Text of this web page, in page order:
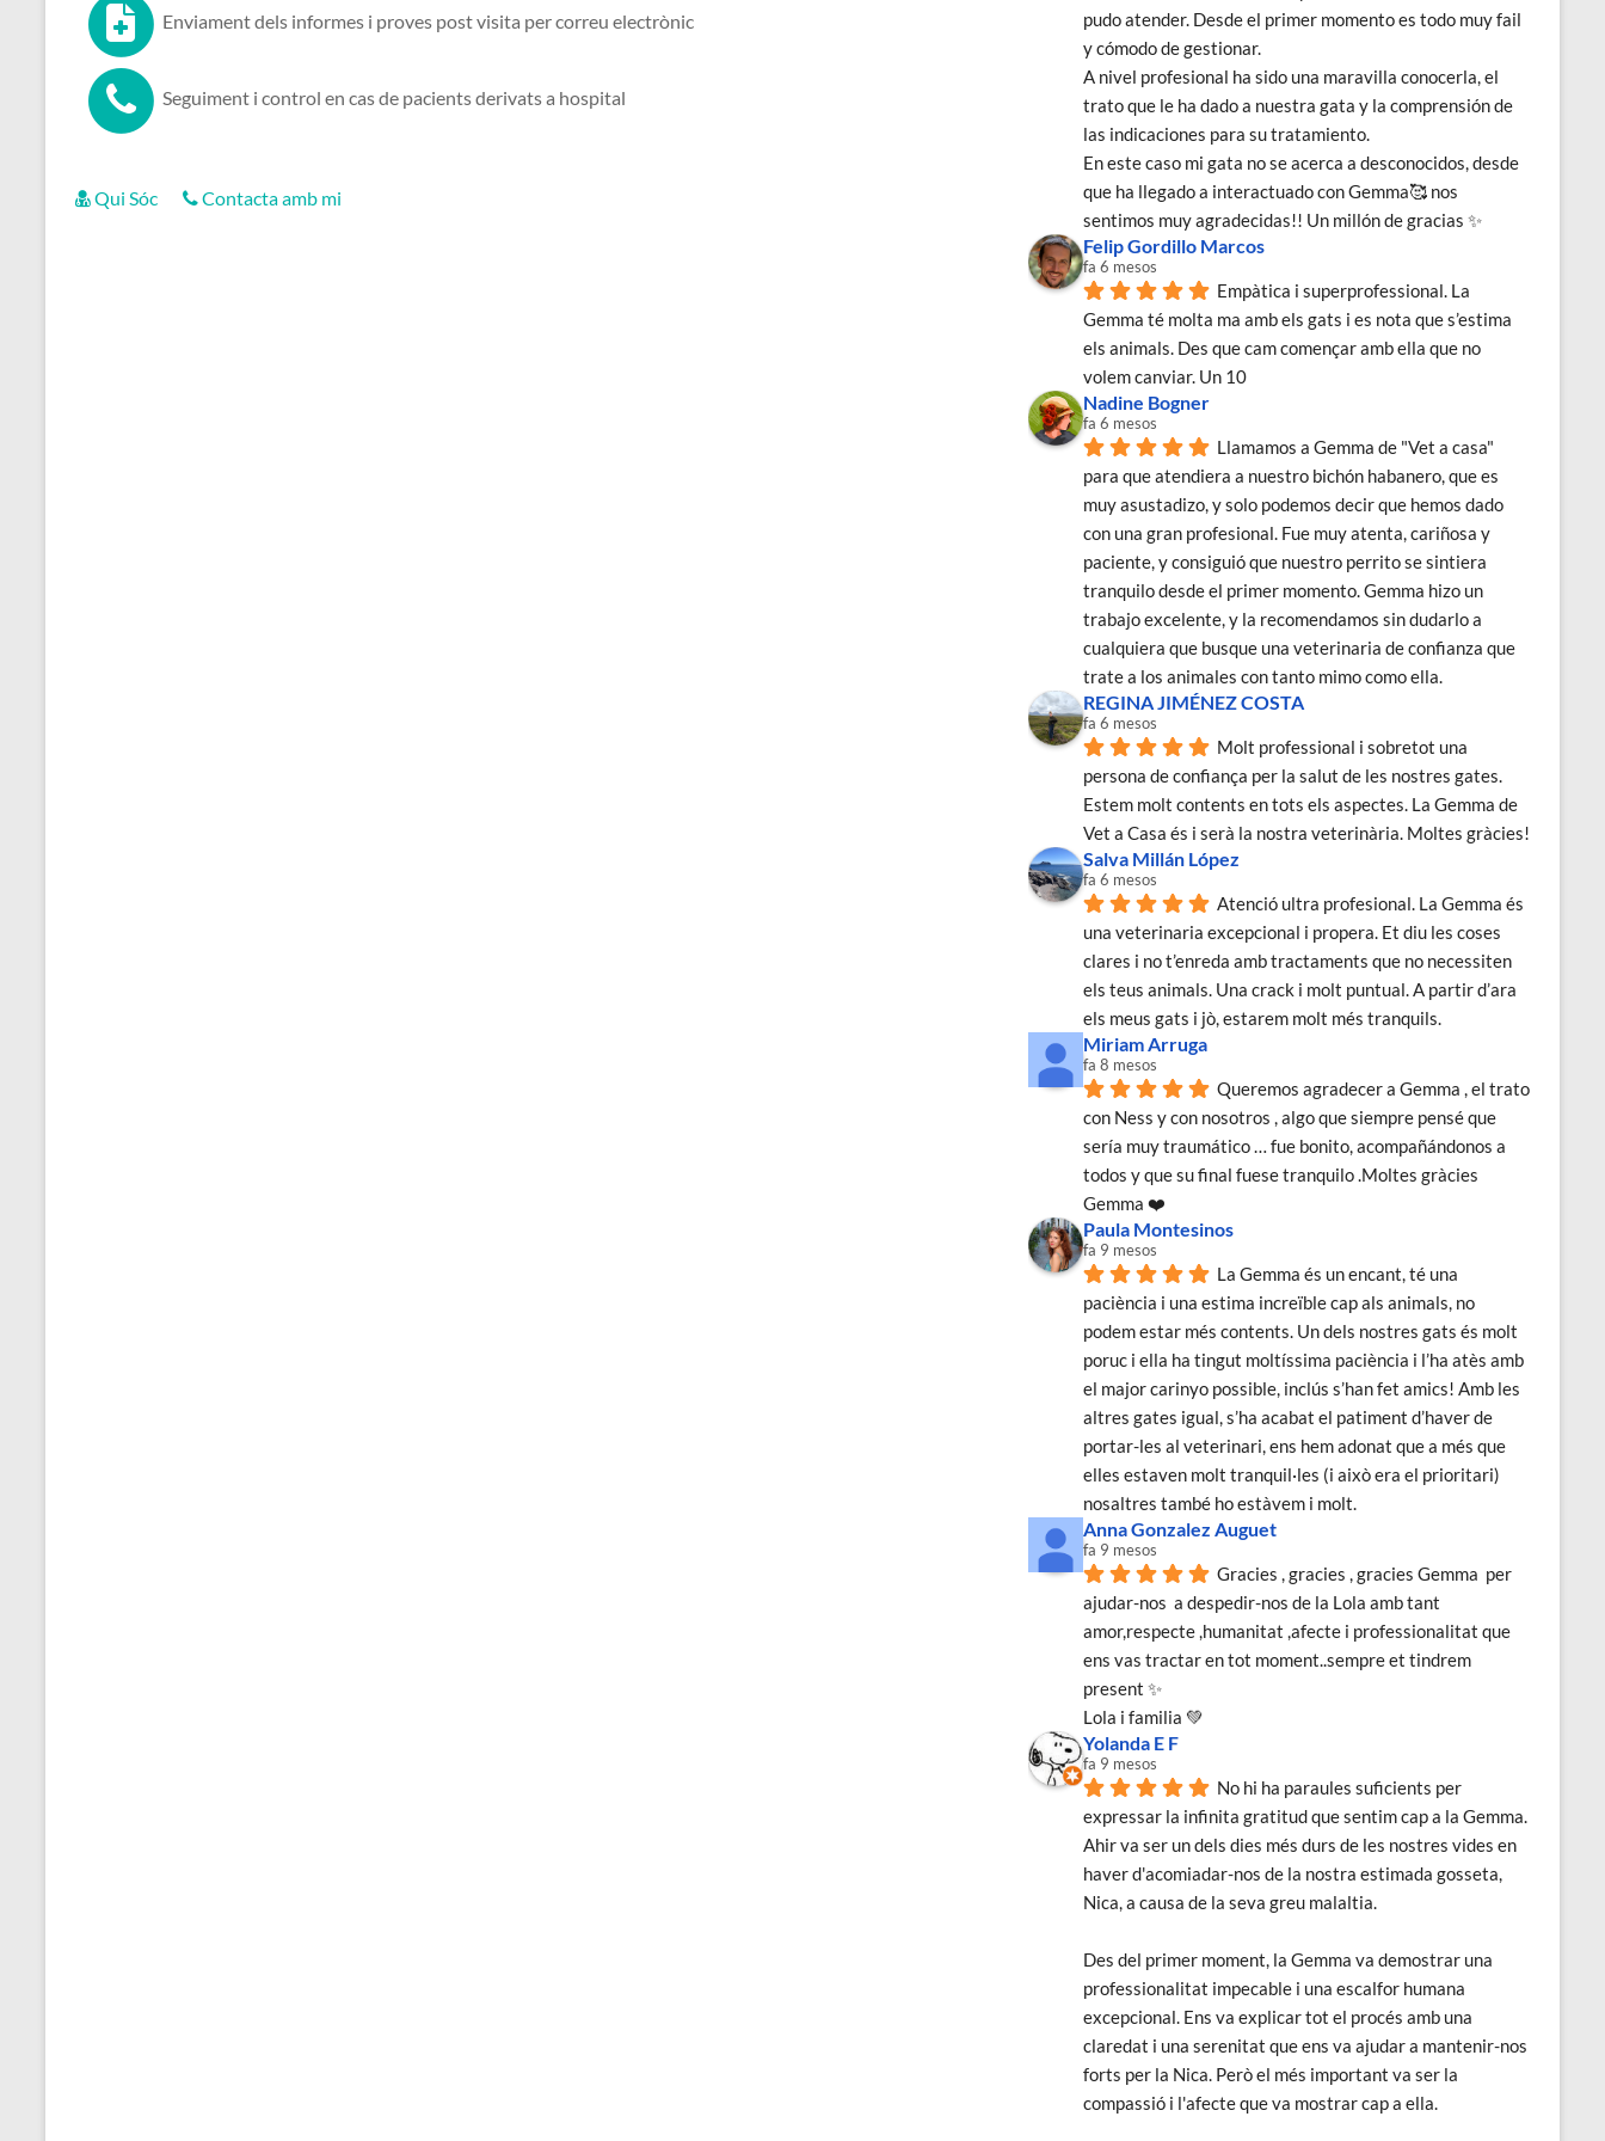
Enviament dels informes i proves post visita per correu electrònic
Seguiment i control en cas de pacients derivats a hospital
Qui Sóc Contacta amb mi
pudo atender. Desde el primer momento es todo muy fail
y cómodo de gestionar.
A nivel profesional ha sido una maravilla conocerla, el
trato que le ha dado a nuestra gata y la comprensión de
las indicaciones para su tratamiento.
En este caso mi gata no se acerca a desconocidos, desde
que ha llegado a interactuado con Gemma🥰 nos
sentimos muy agradecidas!! Un millón de gracias ✨
Felip Gordillo Marcos
fa 6 mesos
Empàtica i superprofessional. La
Gemma té molta ma amb els gats i es nota que s’estima
els animals. Des que cam començar amb ella que no
volem canviar. Un 10
Nadine Bogner
fa 6 mesos
Llamamos a Gemma de "Vet a casa"
para que atendiera a nuestro bichón habanero, que es
muy asustadizo, y solo podemos decir que hemos dado
con una gran profesional. Fue muy atenta, cariñosa y
paciente, y consiguió que nuestro perrito se sintiera
tranquilo desde el primer momento. Gemma hizo un
trabajo excelente, y la recomendamos sin dudarlo a
cualquiera que busque una veterinaria de confianza que
trate a los animales con tanto mimo como ella.
REGINA JIMÉNEZ COSTA
fa 6 mesos
Molt professional i sobretot una
persona de confiança per la salut de les nostres gates.
Estem molt contents en tots els aspectes. La Gemma de
Vet a Casa és i serà la nostra veterinària. Moltes gràcies!
Salva Millán López
fa 6 mesos
Atenció ultra profesional. La Gemma és
una veterinaria excepcional i propera. Et diu les coses
clares i no t’enreda amb tractaments que no necessiten
els teus animals. Una crack i molt puntual. A partir d’ara
els meus gats i jò, estarem molt més tranquils.
Miriam Arruga
fa 8 mesos
Queremos agradecer a Gemma , el trato
con Ness y con nosotros , algo que siempre pensé que
sería muy traumático … fue bonito, acompañándonos a
todos y que su final fuese tranquilo .Moltes gràcies
Gemma ❤️
Paula Montesinos
fa 9 mesos
La Gemma és un encant, té una
paciència i una estima increïble cap als animals, no
podem estar més contents. Un dels nostres gats és molt
poruc i ella ha tingut moltíssima paciència i l’ha atès amb
el major carinyo possible, inclús s’han fet amics! Amb les
altres gates igual, s’ha acabat el patiment d’haver de
portar-les al veterinari, ens hem adonat que a més que
elles estaven molt tranquil·les (i això era el prioritari)
nosaltres també ho estàvem i molt.
Anna Gonzalez Auguet
fa 9 mesos
Gracies , gracies , gracies Gemma  per
ajudar-nos  a despedir-nos de la Lola amb tant
amor,respecte ,humanitat ,afecte i professionalitat que
ens vas tractar en tot moment..sempre et tindrem
present ✨
Lola i familia 💚
Yolanda E F
fa 9 mesos
No hi ha paraules suficients per
expressar la infinita gratitud que sentim cap a la Gemma.
Ahir va ser un dels dies més durs de les nostres vides en
haver d'acomiadar-nos de la nostra estimada gosseta,
Nica, a causa de la seva greu malaltia.
Des del primer moment, la Gemma va demostrar una
professionalitat impecable i una escalfor humana
excepcional. Ens va explicar tot el procés amb una
claredat i una serenitat que ens va ajudar a mantenir-nos
forts per la Nica. Però el més important va ser la
compassió i l'afecte que va mostrar cap a ella.